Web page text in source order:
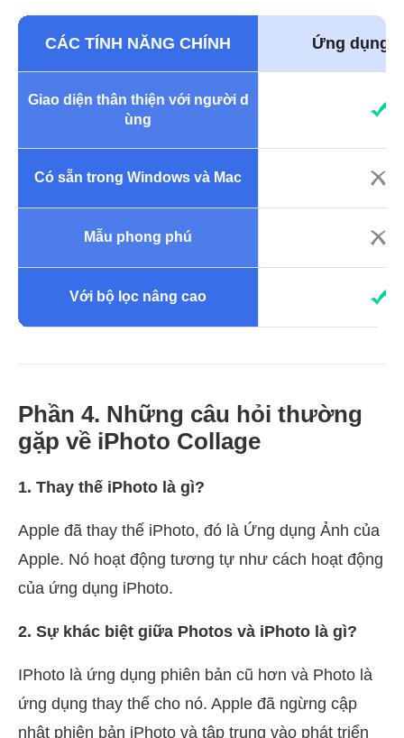
CÁC TÍNH NĂNG CHÍNH Ứng dụng
Giao diện thân thiện với người d
ùng
Có sẵn trong Windows và Mac
Mẫu phong phú
Với bộ lọc nâng cao
Phần 4. Những câu hỏi thường
gặp về iPhoto Collage
1. Thay thế iPhoto là gì?
Apple đã thay thế iPhoto, đó là Ứng dụng Ảnh của
Apple. Nó hoạt động tương tự như cách hoạt động
của ứng dụng iPhoto.
2. Sự khác biệt giữa Photos và iPhoto là gì?
IPhoto là ứng dụng phiên bản cũ hơn và Photo là
ứng dụng thay thế cho nó. Apple đã ngừng cập
nhật phiên bản iPhoto và tập trung vào phát triển